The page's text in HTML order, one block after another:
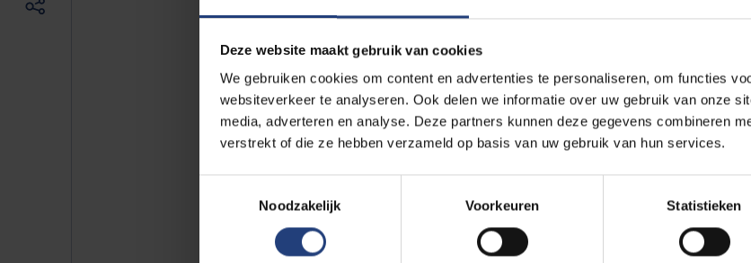
Deze website maakt gebruik van cookies
We gebruiken cookies om content en advertenties te personaliseren, om functies
websiteverkeer te analyseren. Ook delen we informatie over uw gebruik van onze
media, adverteren en analyse. Deze partners kunnen deze gegevens combineren
verstrekt of die ze hebben verzameld op basis van uw gebruik van hun services.
Noodzakelijk
Voorkeuren Statistieken
URL*
De volledige URL van de pagina waar je de fout zag.
Bv. https://www.vub.be/nl/studeren-aan-de-vub/alle-opleidingen